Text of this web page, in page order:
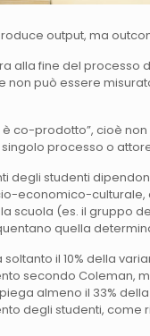
output, ma
alla fine del processo
non può essere
co-prodotto”, cioè non
singolo processo o
degli studenti
economico-culturale,
scuola (es. il gruppo
quella
il 10% della
secondo Coleman,
almeno il 33%
degli studenti, come